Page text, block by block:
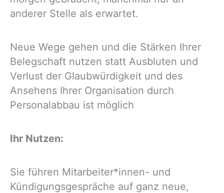
anderer Stelle als erwartet.
Neue Wege gehen und die Stärken Ihrer
Belegschaft nutzen statt Ausbluten und
Verlust der Glaubwürdi­gkeit und des
Ansehens Ihrer Organisation durch
Personalabbau ist möglich
Ihr Nutzen:
Sie führen Mitarbeiter*innen- und
Kündigungsgespräche auf ganz neue,